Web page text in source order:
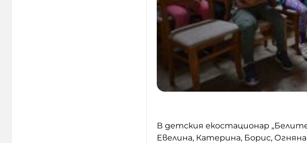
В детския екостационар
Евелина, Катерина, Борис,